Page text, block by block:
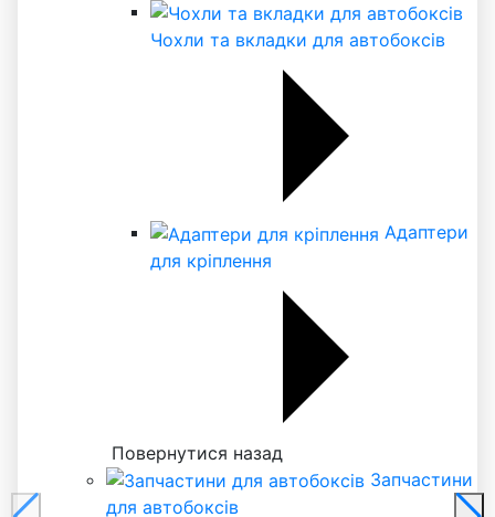
Чохли та вкладки для автобоксів
Адаптери
для кріплення
Повернутися назад
Запчастини
для автобоксів